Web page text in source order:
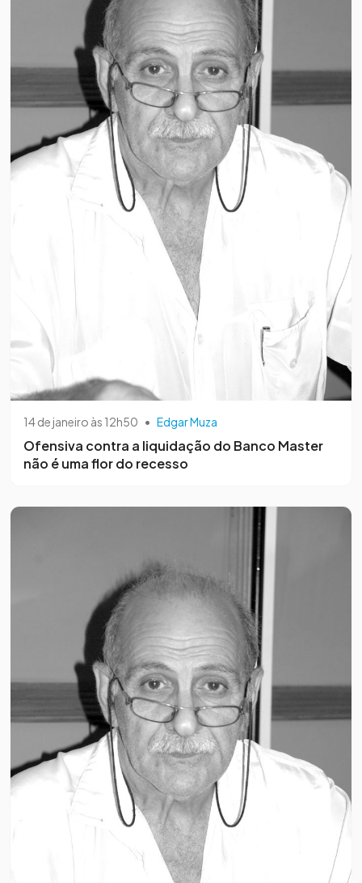
14 de janeiro às 12h50 • Edgar Muza
Ofensiva contra a liquidação do Banco Master
não é uma flor do recesso